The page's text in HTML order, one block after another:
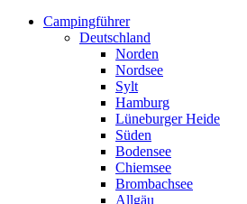
Campingführer
Deutschland
Norden
Nordsee
Sylt
Hamburg
Lüneburger Heide
Süden
Bodensee
Chiemsee
Brombachsee
Allgäu